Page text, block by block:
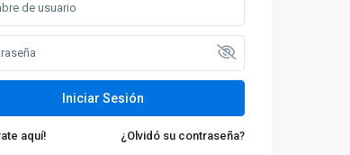
Iniciar Sesión
aquí! ¿Olvidó su contraseña?